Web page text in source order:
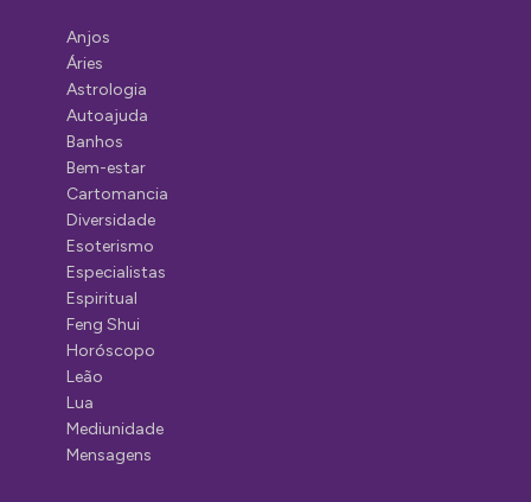
Anjos
Áries
Astrologia
Autoajuda
Banhos
Bem-estar
Cartomancia
Diversidade
Esoterismo
Especialistas
Espiritual
Feng Shui
Horóscopo
Leão
Lua
Mediunidade
Mensagens